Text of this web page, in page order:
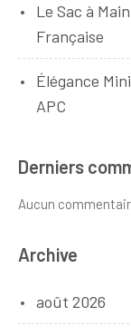
Le Sac à
Française
Élégance
APC
Derniers
Aucun
Archive
août 2026